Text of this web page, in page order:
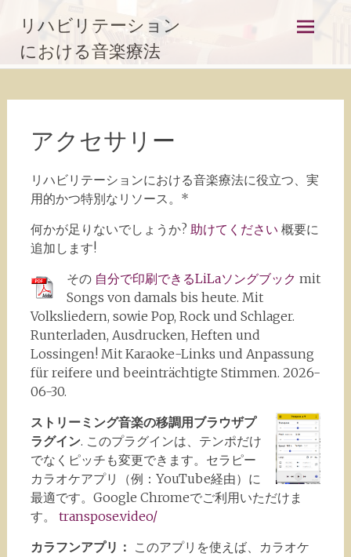
ン
に
リハビリテーション
における音楽療法
アクセサリー
リハビリテーションにおける音楽療法に役立つ、実
用的かつ特別なリソース。*
何かが足りないでしょうか? 助けてください 概要に
追加します!
その 自分で印刷できるLiLaソングブック mit
Songs von damals bis heute. Mit
Volksliedern, sowie Pop, Rock und Schlager.
Runterladen, Ausdrucken, Heften und
Lossingen! Mit Karaoke-Links und Anpassung
für reifere und beeinträchtigte Stimmen. 2026-
06-30.
ストリーミング音楽の移調用ブラウザプ
ラグイン. このプラグインは、テンポだけ
でなくピッチも変更できます。セラピー
カラオケアプリ（例：YouTube経由）に
最適です。Google Chromeでご利用いただけま
す。 transpose.video/
カラフンアプリ： このアプリを使えば、カラオケ